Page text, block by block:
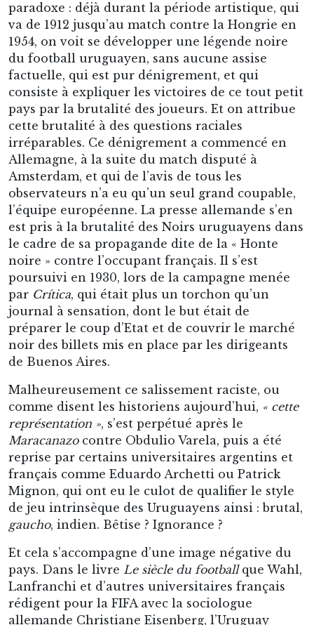
paradoxe : déjà durant la période artistique, qui
va de 1912 jusqu’au match contre la Hongrie en
1954, on voit se développer une légende noire
du football uruguayen, sans aucune assise
factuelle, qui est pur dénigrement, et qui
consiste à expliquer les victoires de ce tout petit
pays par la brutalité des joueurs. Et on attribue
cette brutalité à des questions raciales
irréparables. Ce dénigrement a commencé en
Allemagne, à la suite du match disputé à
Amsterdam, et qui de l’avis de tous les
observateurs n’a eu qu’un seul grand coupable,
l’équipe européenne. La presse allemande s’en
est pris à la brutalité des Noirs uruguayens dans
le cadre de sa propagande dite de la « Honte
noire » contre l’occupant français. Il s’est
poursuivi en 1930, lors de la campagne menée
par Crítica, qui était plus un torchon qu’un
journal à sensation, dont le but était de
préparer le coup d’Etat et de couvrir le marché
noir des billets mis en place par les dirigeants
de Buenos Aires.
Malheureusement ce salissement raciste, ou
comme disent les historiens aujourd’hui, « cette
représentation », s’est perpétué après le
Maracanazocontre Obdulio Varela, puis a été
reprise par certains universitaires argentins et
français comme Eduardo Archetti ou Patrick
Mignon, qui ont eu le culot de qualifier le style
de jeu intrinsèque des Uruguayens ainsi : brutal,
gaucho, indien. Bêtise ? Ignorance ?
Et cela s’accompagne d’une image négative du
pays. Dans le livre Le siècle du football que Wahl,
Lanfranchi et d’autres universitaires français
rédigent pour la FIFA avec la sociologue
allemande Christiane Eisenberg, l’Uruguay